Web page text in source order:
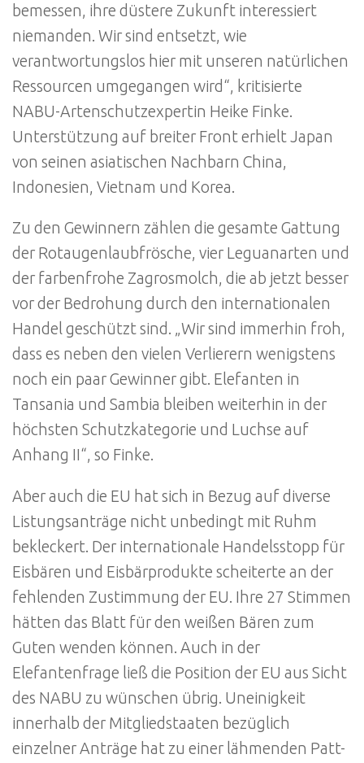
bemessen, ihre düstere Zukunft interessiert
niemanden. Wir sind entsetzt, wie
verantwortungslos hier mit unseren natürlichen
Ressourcen umgegangen wird“, kritisierte
NABU-Artenschutzexpertin Heike Finke.
Unterstützung auf breiter Front erhielt Japan
von seinen asiatischen Nachbarn China,
Indonesien, Vietnam und Korea.
Zu den Gewinnern zählen die gesamte Gattung
der Rotaugenlaubfrösche, vier Leguanarten und
der farbenfrohe Zagrosmolch, die ab jetzt besser
vor der Bedrohung durch den internationalen
Handel geschützt sind. „Wir sind immerhin froh,
dass es neben den vielen Verlierern wenigstens
noch ein paar Gewinner gibt. Elefanten in
Tansania und Sambia bleiben weiterhin in der
höchsten Schutzkategorie und Luchse auf
Anhang II“, so Finke.
Aber auch die EU hat sich in Bezug auf diverse
Listungsanträge nicht unbedingt mit Ruhm
bekleckert. Der internationale Handelsstopp für
Eisbären und Eisbärprodukte scheiterte an der
fehlenden Zustimmung der EU. Ihre 27 Stimmen
hätten das Blatt für den weißen Bären zum
Guten wenden können. Auch in der
Elefantenfrage ließ die Position der EU aus Sicht
des NABU zu wünschen übrig. Uneinigkeit
innerhalb der Mitgliedstaaten bezüglich
einzelner Anträge hat zu einer lähmenden Patt-